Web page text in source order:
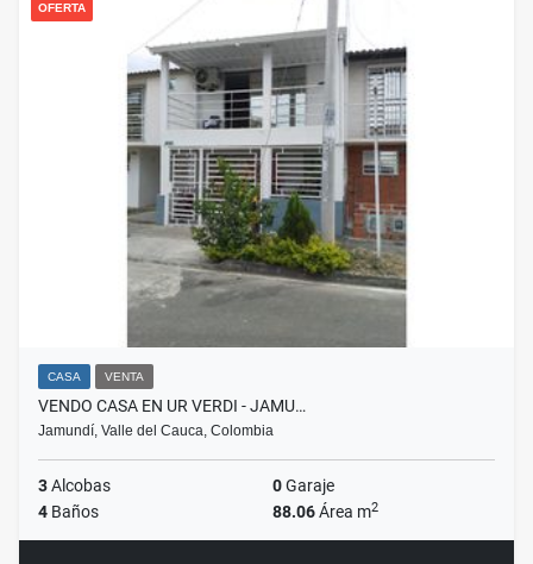
OFERTA
CASA VENTA
VENDO CASA EN UR VERDI - JAMU…
Jamundí, Valle del Cauca, Colombia
3Alcobas 0Garaje
4 Baños 88.06Área m2